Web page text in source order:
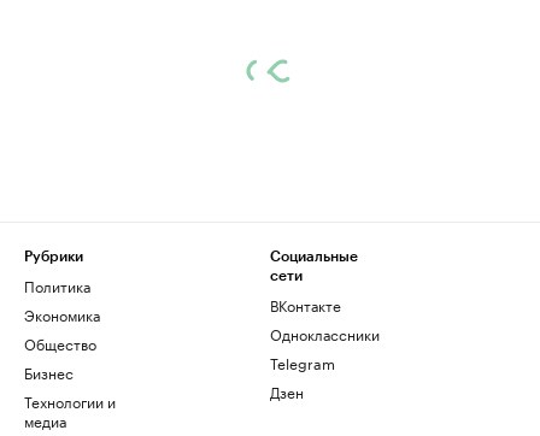
Рубрики
Политика
Экономика
Общество
Бизнес
Технологии и
медиа
Социальные
сети
ВКонтакте
Одноклассники
Telegram
Дзен